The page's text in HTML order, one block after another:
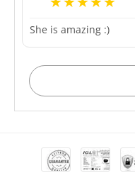
She is amazing :)